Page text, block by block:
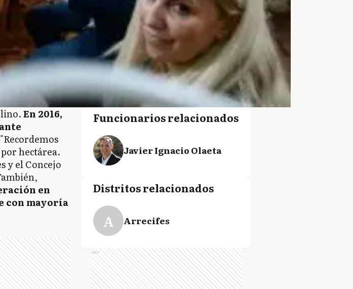
En 2016,
hectárea.
y el Concejo
en
con mayoría
Funcionarios relacionados
Javier Ignacio Olaeta
Distritos relacionados
A Arrecifes
Ads